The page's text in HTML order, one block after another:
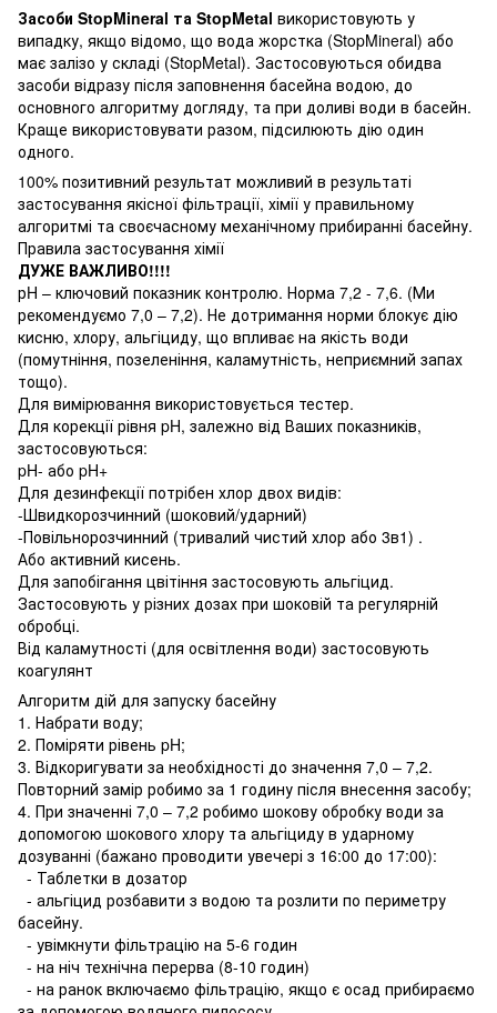
Засоби StopMineral та StopMetal використовують у
випадку, якщо відомо, що вода жорстка (StopMineral) або
має залізо у складі (StopMetal). Застосовуються обидва
засоби відразу після заповнення басейна водою, до
основного алгоритму догляду, та при доливі води в басейн.
Краще використовувати разом, підсилюють дію один
одного.
100% позитивний результат можливий в результаті
застосування якісної фільтрації, хімії у правильному
алгоритмі та своєчасному механічному прибиранні басейну.
Правила застосування хімії
ДУЖЕ ВАЖЛИВО!!!!
рH – ключовий показник контролю. Норма 7,2 - 7,6. (Ми
рекомендуємо 7,0 – 7,2). Не дотримання норми блокує дію
кисню, хлору, альгіциду, що впливає на якість води
(помутніння, позеленіння, каламутність, неприємний запах
тощо).
Для вимірювання використовується тестер.
Для корекції рівня pH, залежно від Ваших показників,
застосовуються:
pH- або pH+
Для дезинфекції потрібен хлор двох видів:
-Швидкорозчинний (шоковий/ударний)
-Повільнорозчинний (тривалий чистий хлор або 3в1) .
Або активний кисень.
Для запобігання цвітіння застосовують альгіцид.
Застосовують у різних дозах при шоковій та регулярній
обробці.
Від каламутності (для освітлення води) застосовують
коагулянт
Алгоритм дій для запуску басейну
1. Набрати воду;
2. Поміряти рівень pH;
3. Відкоригувати за необхідності до значення 7,0 – 7,2.
Повторний замір робимо за 1 годину після внесення засобу;
4. При значенні 7,0 – 7,2 робимо шокову обробку води за
допомогою шокового хлору та альгіциду в ударному
дозуванні (бажано проводити увечері з 16:00 до 17:00):
- Таблетки в дозатор
- альгіцид розбавити з водою та розлити по периметру
басейну.
- увімкнути фільтрацію на 5-6 годин
- на ніч технічна перерва (8-10 годин)
- на ранок включаємо фільтрацію, якщо є осад прибираємо